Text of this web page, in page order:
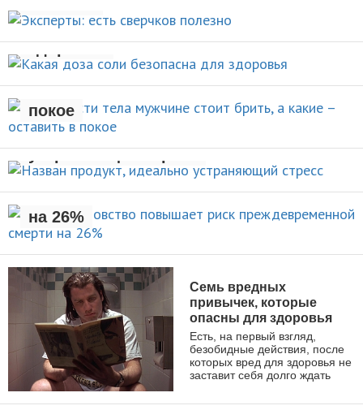
полезно
НОВОСТИ
Какая доза соли безопасна для
здоровья
НОВОСТИ
Какие части тела мужчине стоит
брить, а какие – оставить в
покое
УХОД ЗА СОБОЙ
Назван продукт, идеально
устраняющий стресс
НОВОСТИ
Раннее отцовство повышает
риск преждевременной смерти
на 26%
НОВОСТИ
ЗДОРОВЫЙ ОБРАЗ ЖИЗНИ
Семь вредных
привычек, которые
опасны для здоровья
Есть, на первый взгляд,
безобидные действия, после
которых вред для здоровья не
заставит себя долго ждать